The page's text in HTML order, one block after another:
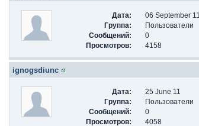
Дата:
06 September 11
Группа:
Пользователи
Сообщений:
0
Просмотров:
4158
ignogsdiunc
Дата:
25 June 11
Группа:
Пользователи
Сообщений:
0
Просмотров:
4058